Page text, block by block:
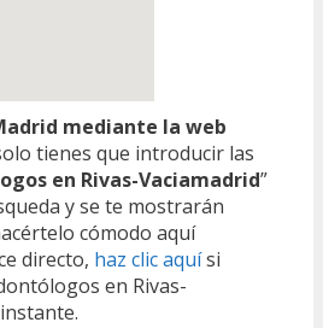
mediante la web
tienes que introducir las
en Rivas-Vaciamadrid”
y se te mostrarán
cómodo aquí
directo, haz clic aquísi
en Rivas-